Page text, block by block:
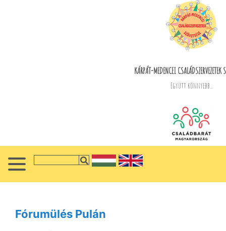
KÁRPÁT-MEDENCEI CSALÁDSZERVEZETEK
Együtt könnyebb...
Fórumülés Pulán